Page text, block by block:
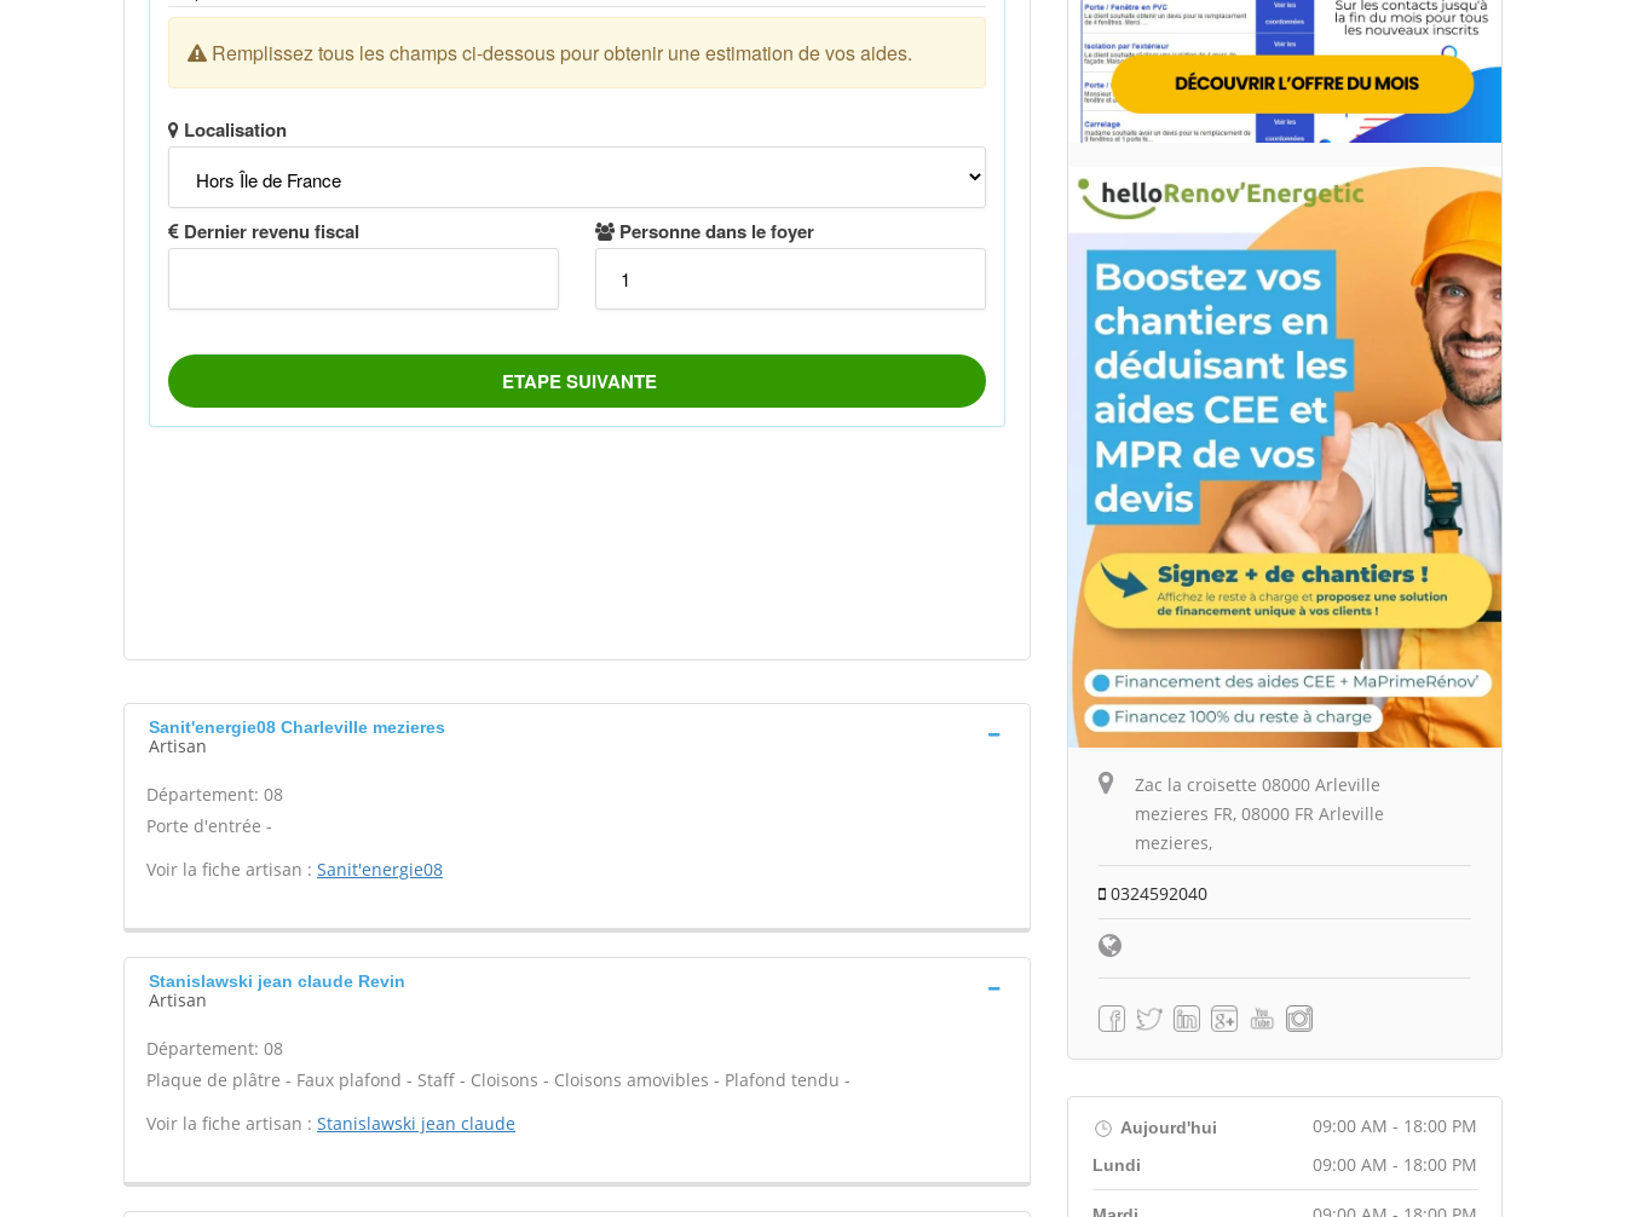
Sanit'energie08 Charleville mezieres
Artisan
Département: 08
Porte d'entrée -
Voir la fiche artisan : Sanit'energie08
Stanislawski jean claude Revin
Artisan
Département: 08
Plaque de plâtre - Faux plafond - Staff - Cloisons - Cloisons amovibles - Plafond tendu -
Voir la fiche artisan : Stanislawski jean claude
Zac la croisette 08000 Arleville
mezieres FR, 08000 FR Arleville
mezieres,
0324592040
Aujourd'hui 09:00 AM - 18:00 PM
Lundi 09:00 AM - 18:00 PM